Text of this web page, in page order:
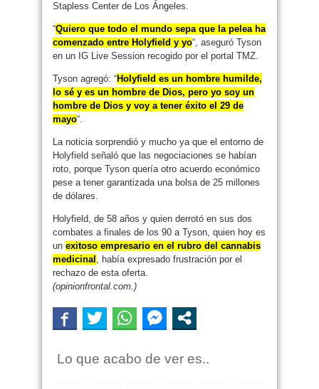
Stapless Center de Los Ángeles.
“Quiero que todo el mundo sepa que la pelea ha
comenzado entre Holyfield y yo“, aseguró Tyson
en un IG Live Session recogido por el portal TMZ.
Tyson agregó: “Holyfield es un hombre humilde,
lo sé y es un hombre de Dios, pero yo soy un
hombre de Dios y voy a tener éxito el 29 de
mayo“.
La noticia sorprendió y mucho ya que el entorno de
Holyfield señaló que las negociaciones se habían
roto, porque Tyson quería otro acuerdo económico
pese a tener garantizada una bolsa de 25 millones
de dólares.
Holyfield, de 58 años y quien derrotó en sus dos
combates a finales de los 90 a Tyson, quien hoy es
un exitoso empresario en el rubro del cannabis
medicinal , había expresado frustración por el
rechazo de esta oferta.
(opinionfrontal.com.)
Lo que acabo de ver es..